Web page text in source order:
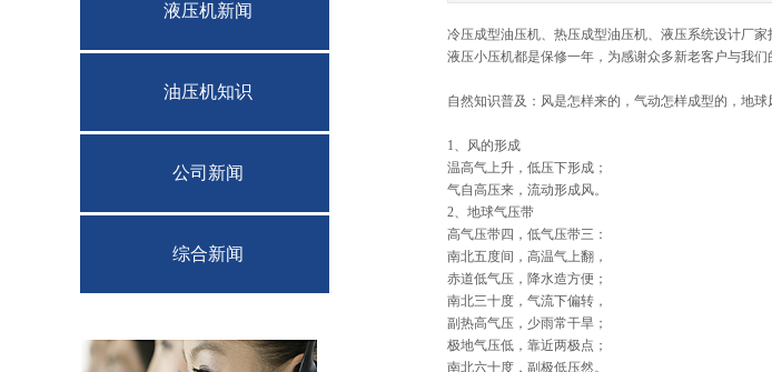
冷压成型油压机、热压成型油压机、液压系统设计厂
液压小压机都是保修一年，为感谢众多新老客户与我
自然知识普及：风是怎样来的，气动怎样成型的，地球
1、风的形成
温高气上升，低压下形成；
气自高压来，流动形成风。
2、地球气压带
高气压带四，低气压带三：
南北五度间，高温气上翻，
赤道低气压，降水造方便；
南北三十度，气流下偏转，
副热高气压，少雨常干旱；
极地气压低，靠近两极点；
南北六十度，副极低压然。
液压机新闻
油压机知识
公司新闻
综合新闻